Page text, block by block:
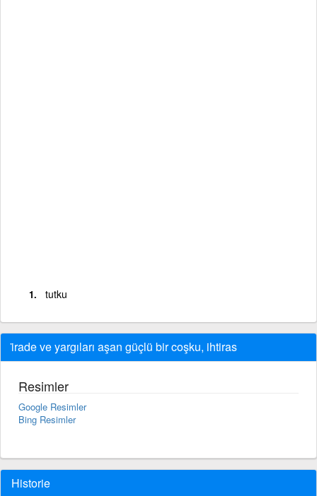
tutku
i̇rade ve yargıları aşan güçlü bir coşku, ihtiras
Resimler
Google Resimler
Bing Resimler
Historie